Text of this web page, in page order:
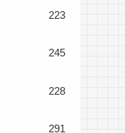
223
245
228
291